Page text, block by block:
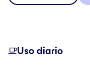
Uso diario